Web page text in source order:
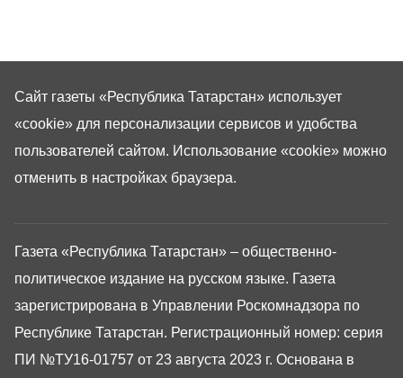
Газета «Республика Татарстан» – общественно-
политическое издание на русском языке. Газета
зарегистрирована в Управлении Роскомнадзора по
Республике Татарстан. Регистрационный номер: серия
ПИ №ТУ16-01757 от 23 августа 2023 г. Основана в
Сайт газеты «Республика Татарстан» использует
«cookie» для персонализации сервисов и удобства
пользователей сайтом. Использование «cookie» можно
отменить в настройках браузера.